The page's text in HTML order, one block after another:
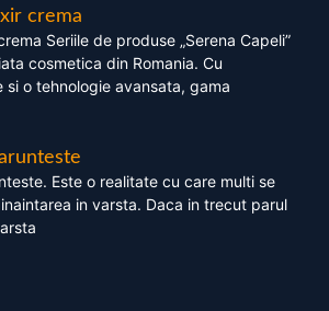
crema
Seriile de produse „Serena Capeli”
cosmetica din Romania. Cu
si o tehnologie avansata, gama
Este o realitate cu care multi se
in varsta. Daca in trecut parul